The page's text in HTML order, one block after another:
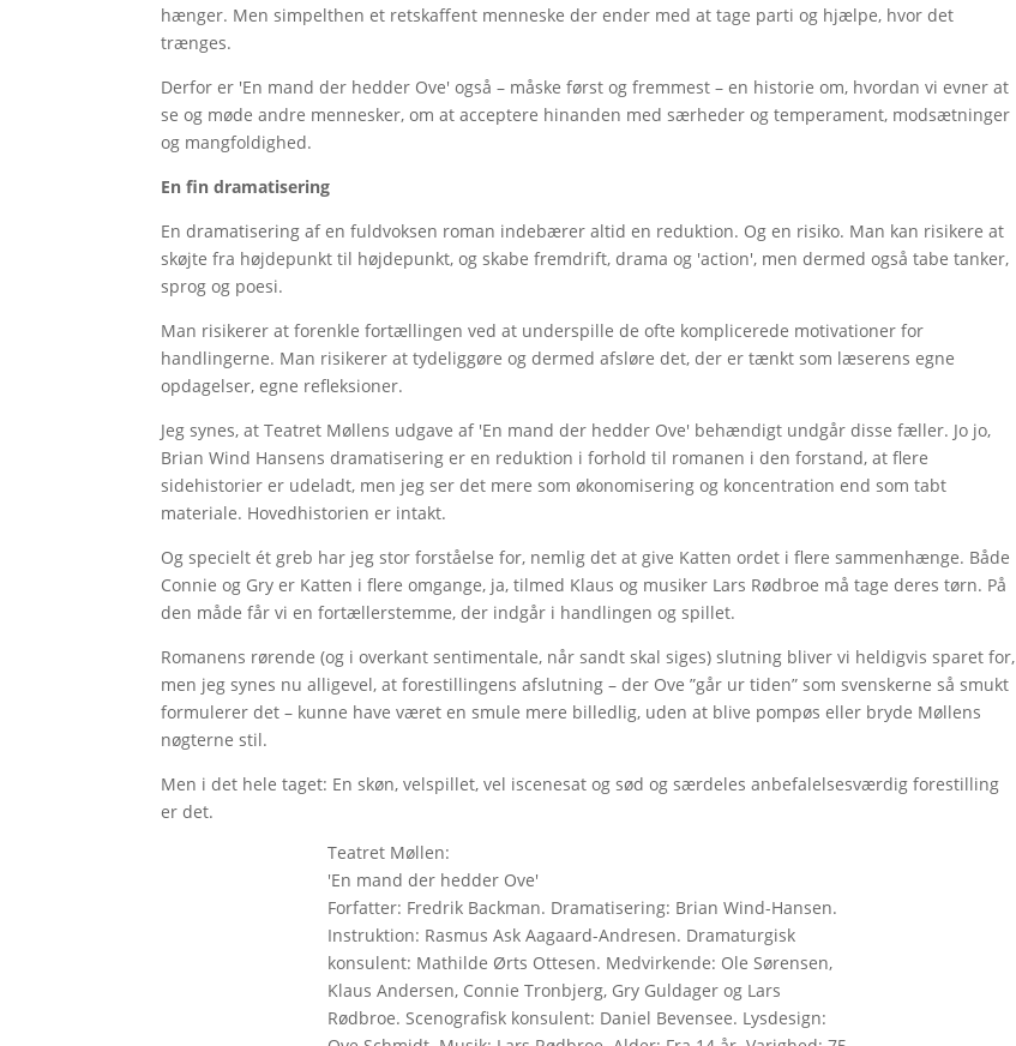
hænger. Men simpelthen et retskaffent menneske der ender med at tage parti og hjælpe, hvor det
trænges.
Derfor er 'En mand der hedder Ove' også – måske først og fremmest – en historie om, hvordan vi evner at
se og møde andre mennesker, om at acceptere hinanden med særheder og temperament, modsætninger
og mangfoldighed.
En fin dramatisering
En dramatisering af en fuldvoksen roman indebærer altid en reduktion. Og en risiko. Man kan risikere at
skøjte fra højdepunkt til højdepunkt, og skabe fremdrift, drama og 'action', men dermed også tabe tanker,
sprog og poesi.
Man risikerer at forenkle fortællingen ved at underspille de ofte komplicerede motivationer for
handlingerne. Man risikerer at tydeliggøre og dermed afsløre det, der er tænkt som læserens egne
opdagelser, egne refleksioner.
Jeg synes, at Teatret Møllens udgave af 'En mand der hedder Ove' behændigt undgår disse fæller. Jo jo,
Brian Wind Hansens dramatisering er en reduktion i forhold til romanen i den forstand, at flere
sidehistorier er udeladt, men jeg ser det mere som økonomisering og koncentration end som tabt
materiale. Hovedhistorien er intakt.
Og specielt ét greb har jeg stor forståelse for, nemlig det at give Katten ordet i flere sammenhænge. Både
Connie og Gry er Katten i flere omgange, ja, tilmed Klaus og musiker Lars Rødbroe må tage deres tørn. På
den måde får vi en fortællerstemme, der indgår i handlingen og spillet.
Romanens rørende (og i overkant sentimentale, når sandt skal siges) slutning bliver vi heldigvis sparet for,
men jeg synes nu alligevel, at forestillingens afslutning – der Ove ”går ur tiden” som svenskerne så smukt
formulerer det – kunne have været en smule mere billedlig, uden at blive pompøs eller bryde Møllens
nøgterne stil.
Men i det hele taget: En skøn, velspillet, vel iscenesat og sød og særdeles anbefalelsesværdig forestilling
er det.
Teatret Møllen:
'En mand der hedder Ove'
Forfatter: Fredrik Backman. Dramatisering: Brian Wind-Hansen.
Instruktion: Rasmus Ask Aagaard-Andresen. Dramaturgisk
konsulent: Mathilde Ørts Ottesen. Medvirkende: Ole Sørensen,
Klaus Andersen, Connie Tronbjerg, Gry Guldager og Lars
Rødbroe. Scenografisk konsulent: Daniel Bevensee. Lysdesign: